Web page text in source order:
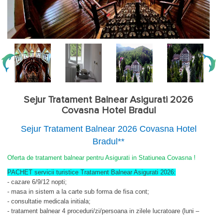
Sejur Tratament Balnear Asigurati 2026
Covasna Hotel Bradul
Sejur Tratament Balnear 2026 Covasna Hotel
Bradul**
Oferta de tratament balnear pentru Asigurati in Statiunea Covasna !
PACHET servicii turistice Tratament Balnear Asigurati 2026:
- cazare 6/9/12 nopti;
- masa in sistem a la carte sub forma de fisa cont;
- consultatie medicala initiala;
- tratament balnear 4 proceduri/zi/persoana in zilele lucratoare (luni –